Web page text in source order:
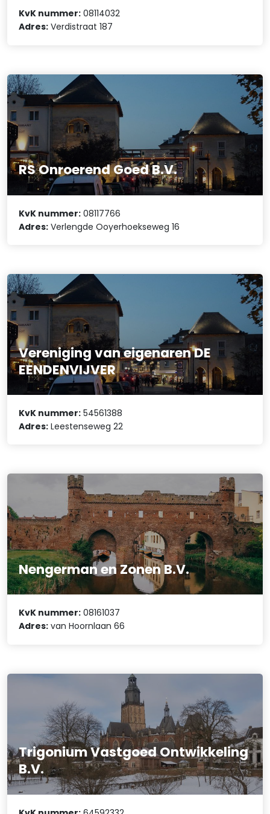
KvK nummer: 08114032
Adres: Verdistraat 187
RS Onroerend Goed B.V.
KvK nummer: 08117766
Adres: Verlengde Ooyerhoekseweg 16
Vereniging van eigenaren DE
EENDENVIJVER
KvK nummer: 54561388
Adres: Leestenseweg 22
Nengerman en Zonen B.V.
KvK nummer: 08161037
Adres: van Hoornlaan 66
Trigonium Vastgoed Ontwikkeling
B.V.